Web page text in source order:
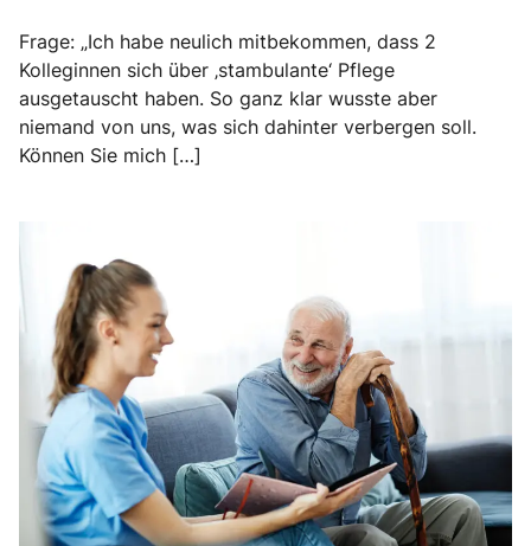
Frage: „Ich habe neulich mitbekommen, dass 2
Kolleginnen sich über ‚stambulante‘ Pflege
ausgetauscht haben. So ganz klar wusste aber
niemand von uns, was sich dahinter verbergen soll.
Können Sie mich […]